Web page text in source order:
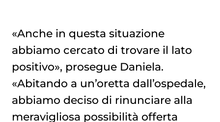
«Anche in questa situazione
abbiamo cercato di trovare il lato
positivo», prosegue Daniela.
«Abitando a un’oretta dall’ospedale,
abbiamo deciso di rinunciare alla
meravigliosa possibilità offerta